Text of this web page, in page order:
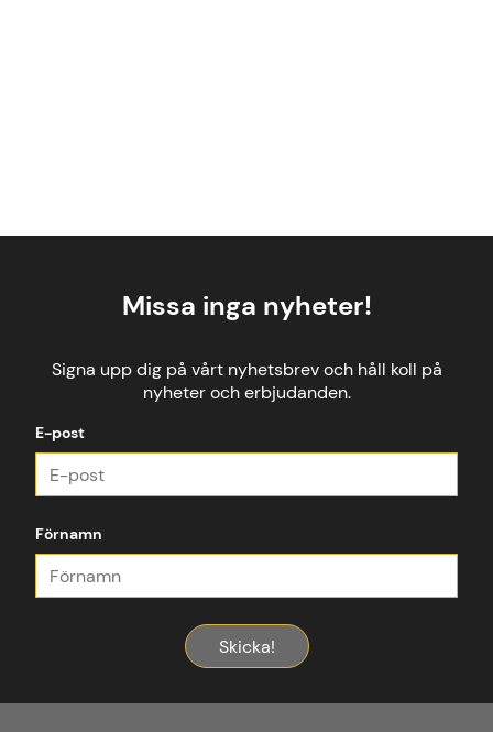
Missa inga nyheter!
Signa upp dig på vårt nyhetsbrev och håll koll på
nyheter och erbjudanden.
E-post
Förnamn
Skicka!